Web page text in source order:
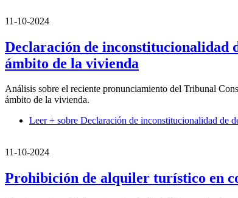
11-10-2024
Declaración de inconstitucionalidad
ámbito de la vivienda
Análisis sobre el reciente pronunciamiento del Tribunal
ámbito de la vivienda.
Leer + sobre Declaración de inconstitucionalidad de
11-10-2024
Prohibición de alquiler turístico en